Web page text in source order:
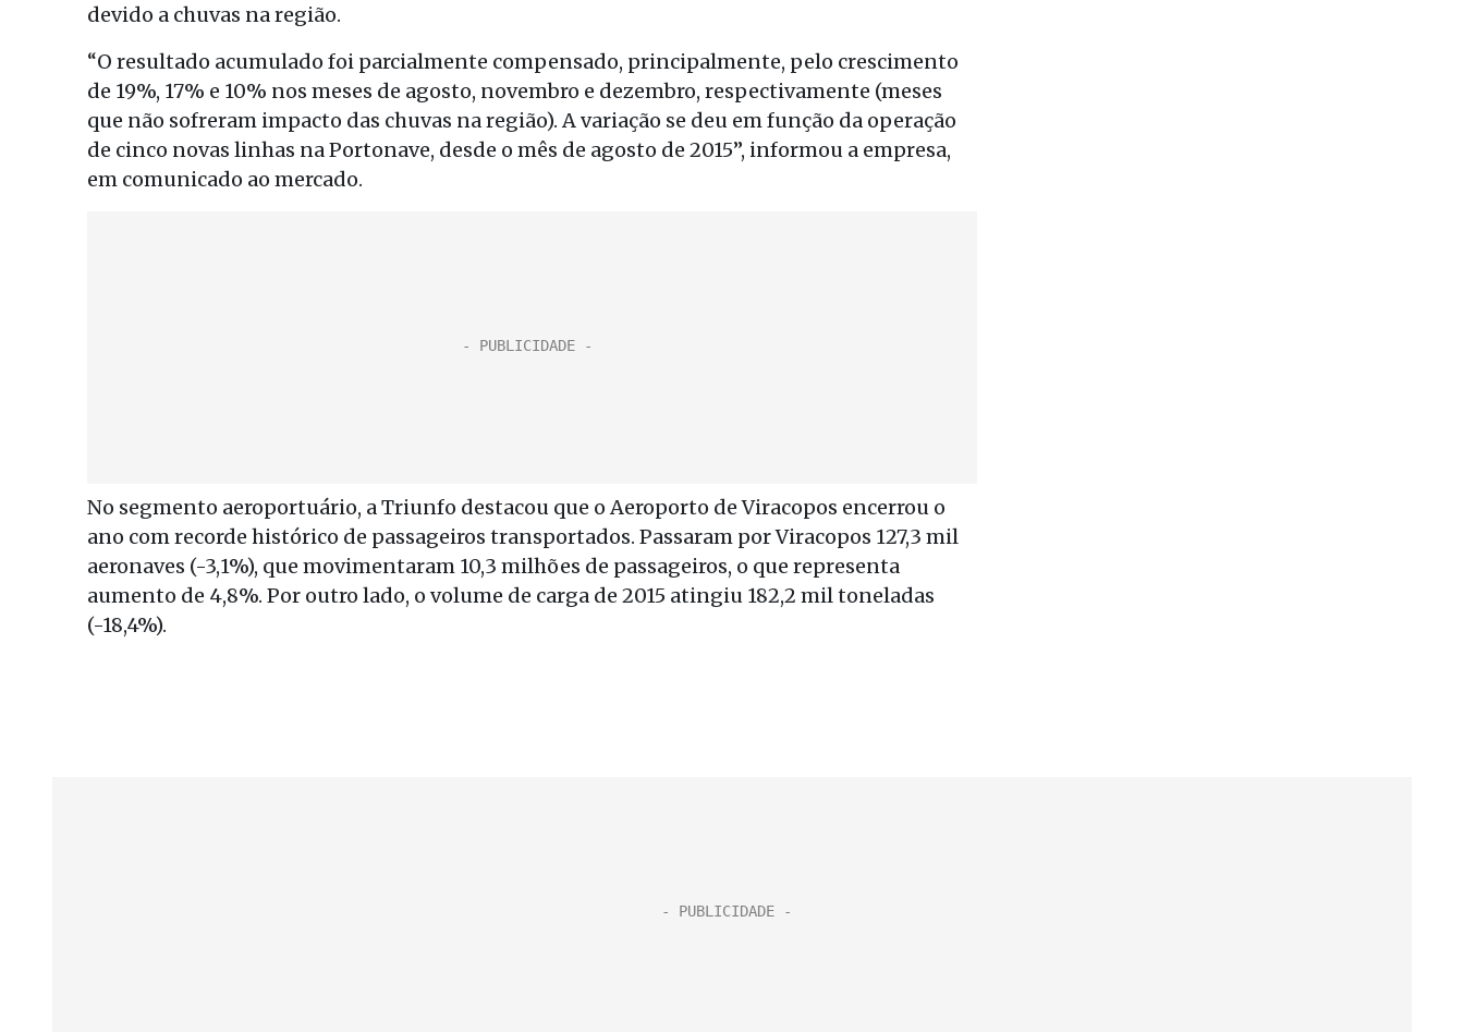
devido a chuvas na região.
“O resultado acumulado foi parcialmente compensado, principalmente, pelo crescimento
de 19%, 17% e 10% nos meses de agosto, novembro e dezembro, respectivamente (meses
que não sofreram impacto das chuvas na região). A variação se deu em função da operação
de cinco novas linhas na Portonave, desde o mês de agosto de 2015”, informou a empresa,
em comunicado ao mercado.
No segmento aeroportuário, a Triunfo destacou que o Aeroporto de Viracopos encerrou o
ano com recorde histórico de passageiros transportados. Passaram por Viracopos 127,3 mil
aeronaves (-3,1%), que movimentaram 10,3 milhões de passageiros, o que representa
aumento de 4,8%. Por outro lado, o volume de carga de 2015 atingiu 182,2 mil toneladas
(-18,4%).